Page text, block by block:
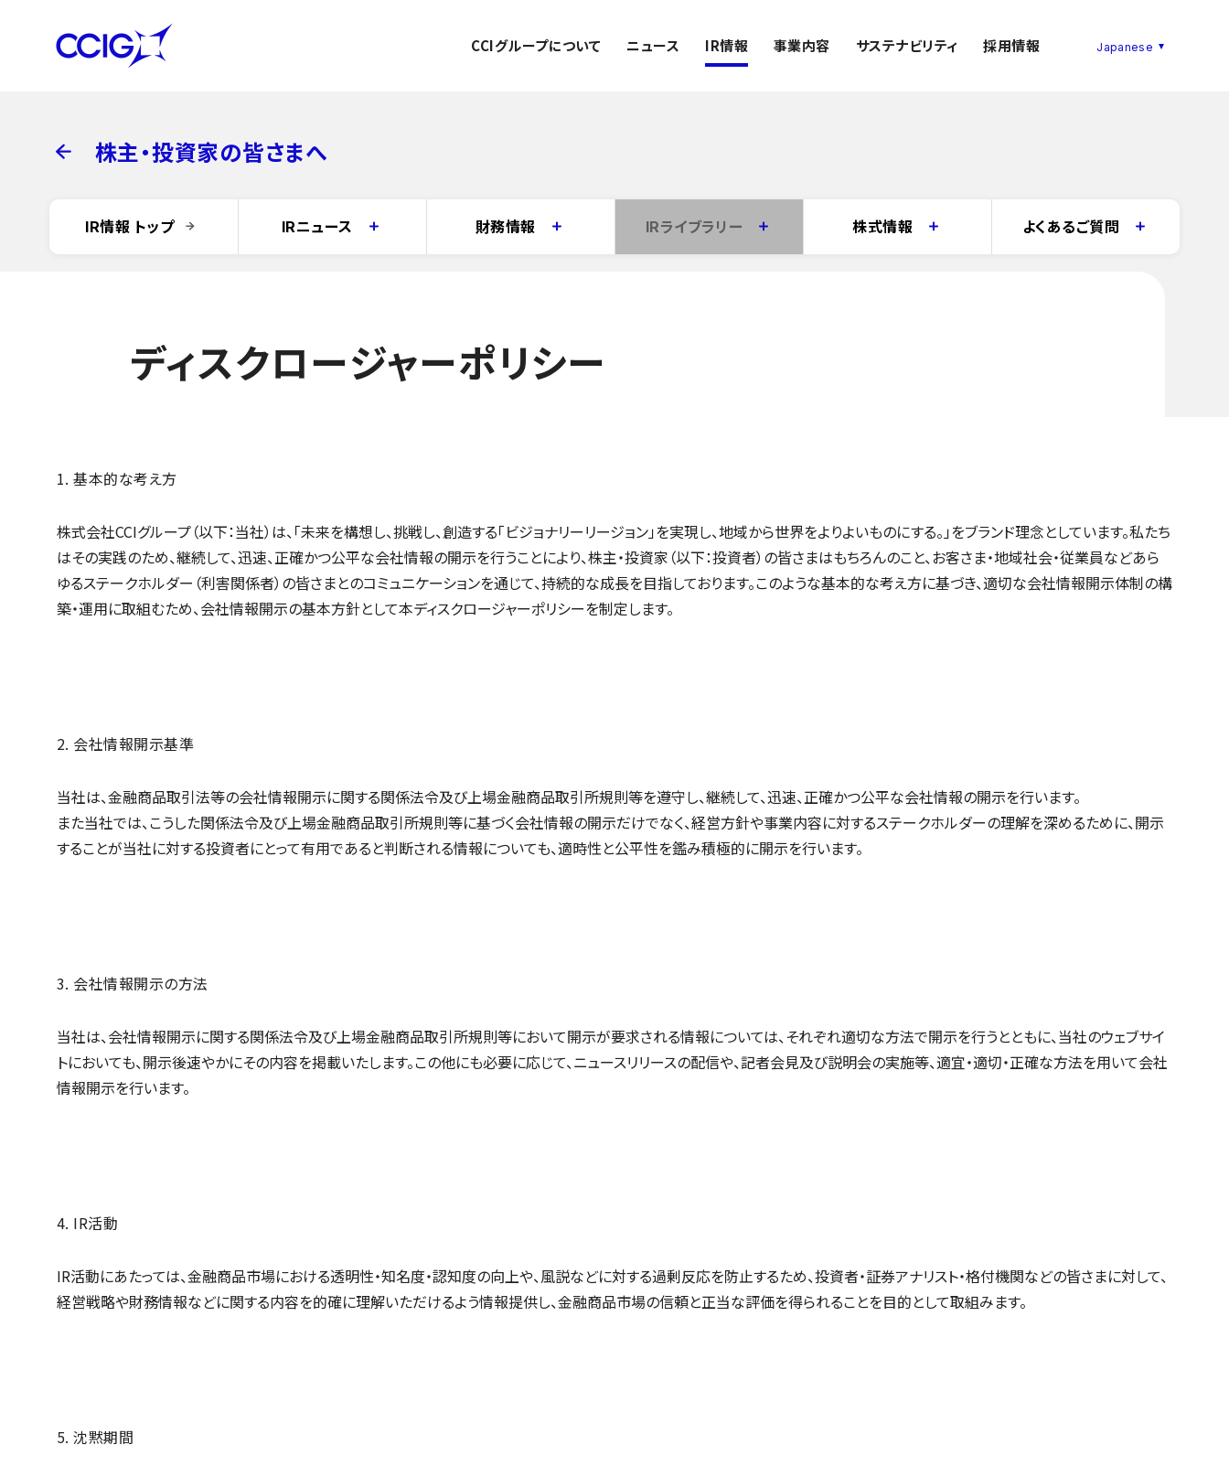
CCIグループについて ニュース IR情報 事業内容 サステナビリティ 採用情報
株主・投資家の皆さまへ
IR情報 トップ IRニュース 財務情報
業績ハイライト
IRライブラリー 株式情報 よくあるご質問
ディスクロージャーポリシー
1. 基本的な考え方
株式会社CCIグループ（以下：当社）は、「未来を構想し、挑戦し、創造する「ビジョナリーリージョン」を実現し、地域から世界をよりよいものにする。」をブランド理念としています。私たち
はその実践のため、継続して、迅速、正確かつ公平な会社情報の開示を行うことにより、株主・投資家（以下：投資者）の皆さまはもちろんのこと、お客さま・地域社会・従業員などあら
ゆるステークホルダー（利害関係者）の皆さまとのコミュニケーションを通じて、持続的な成長を目指しております。このような基本的な考え方に基づき、適切な会社情報開示体制の構
築・運用に取組むため、会社情報開示の基本方針として本ディスクロージャーポリシーを制定します。
2. 会社情報開示基準
当社は、金融商品取引法等の会社情報開示に関する関係法令及び上場金融商品取引所規則等を遵守し、継続して、迅速、正確かつ公平な会社情報の開示を行います。
また当社では、こうした関係法令及び上場金融商品取引所規則等に基づく会社情報の開示だけでなく、経営方針や事業内容に対するステークホルダーの理解を深めるために、開示
することが当社に対する投資者にとって有用であると判断される情報についても、適時性と公平性を鑑み積極的に開示を行います。
3. 会社情報開示の方法
当社は、会社情報開示に関する関係法令及び上場金融商品取引所規則等において開示が要求される情報については、それぞれ適切な方法で開示を行うとともに、当社のウェブサイ
トにおいても、開示後速やかにその内容を掲載いたします。この他にも必要に応じて、ニュースリリースの配信や、記者会見及び説明会の実施等、適宜・適切・正確な方法を用いて会社
情報開示を行います。
4. IR活動
IR活動にあたっては、金融商品市場における透明性・知名度・認知度の向上や、風説などに対する過剰反応を防止するため、投資者・証券アナリスト・格付機関などの皆さまに対して、
経営戦略や財務情報などに関する内容を的確に理解いただけるよう情報提供し、金融商品市場の信頼と正当な評価を得られることを目的として取組みます。
5. 沈黙期間